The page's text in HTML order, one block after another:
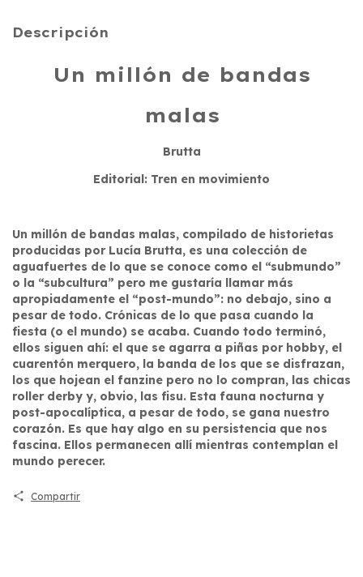
Descripción
Un millón de bandas
malas
Brutta
Editorial: Tren en movimiento
Un millón de bandas malas, compilado de historietas
producidas por Lucía Brutta, es una colección de
aguafuertes de lo que se conoce como el “submundo”
o la “subcultura” pero me gustaría llamar más
apropiadamente el “post-mundo”: no debajo, sino a
pesar de todo. Crónicas de lo que pasa cuando la
fiesta (o el mundo) se acaba. Cuando todo terminó,
ellos siguen ahí: el que se agarra a piñas por hobby, el
cuarentón merquero, la banda de los que se disfrazan,
los que hojean el fanzine pero no lo compran, las chicas
roller derby y, obvio, las fisu. Esta fauna nocturna y
post-apocalíptica, a pesar de todo, se gana nuestro
corazón. Es que hay algo en su persistencia que nos
fascina. Ellos permanecen allí mientras contemplan el
mundo perecer.
Compartir